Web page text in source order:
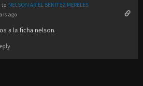
to NELSON ARIEL BENITEZ MERELES
ago
a la ficha nelson.